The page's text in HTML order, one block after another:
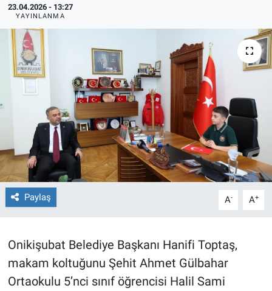
23.04.2026 - 13:27
YAYINLANMA
Paylaş A- A+
Onikişubat Belediye Başkanı Hanifi Toptaş,
makam koltuğunu Şehit Ahmet Gülbahar
Ortaokulu 5’nci sınıf öğrencisi Halil Sami
İlçeler
MAGAZİN
Bilim, Teknoloji
ASAYİŞ
ÇEVRE
HABERDE İNSAN
EĞİTİM
BİLİM VE TEKNOLOJİ